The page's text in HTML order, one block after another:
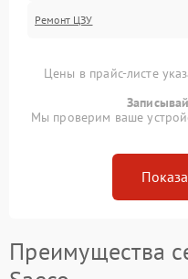
Ремонт ЦЗУ
Цены в прайс-листе
Мы проверим ваше
Преимущества